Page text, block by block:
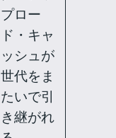
プロー
ド・キャ
ッシュが
世代をま
たいで引
き継がれ